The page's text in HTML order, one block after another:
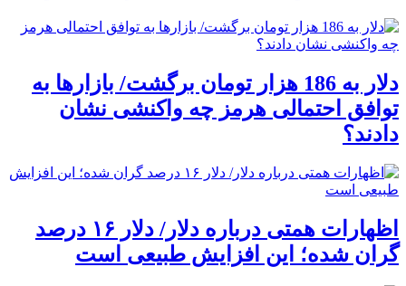
دلار به 186 هزار تومان برگشت/ بازارها به
توافق احتمالی هرمز چه واکنشی نشان
دادند؟
اظهارات همتی درباره دلار/ دلار ۱۶ درصد
گران شده؛ این افزایش طبیعی است